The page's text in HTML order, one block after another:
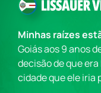
Minhas raízes
Goiás aos 9 anos
decisão de que
cidade que ele iria